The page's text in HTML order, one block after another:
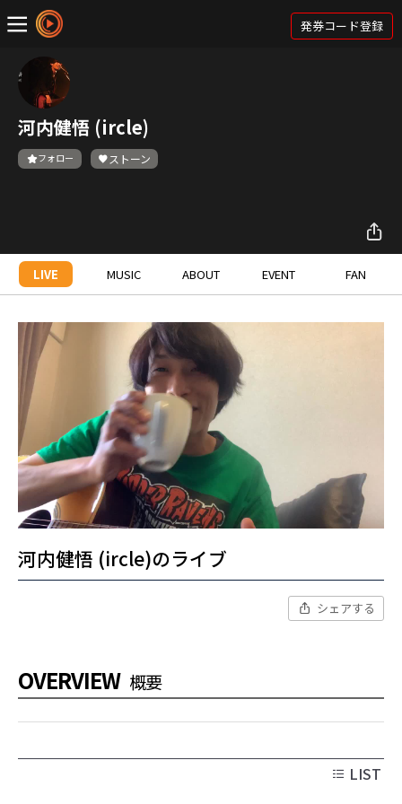
発券コード登録
河内健悟 (ircle)
フォロー ストーン
LIVE MUSIC ABOUT EVENT FAN
河内健悟 (ircle)のライブ
シェアする
OVERVIEW 概要
LIST